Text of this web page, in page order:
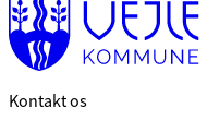
Kontakt os